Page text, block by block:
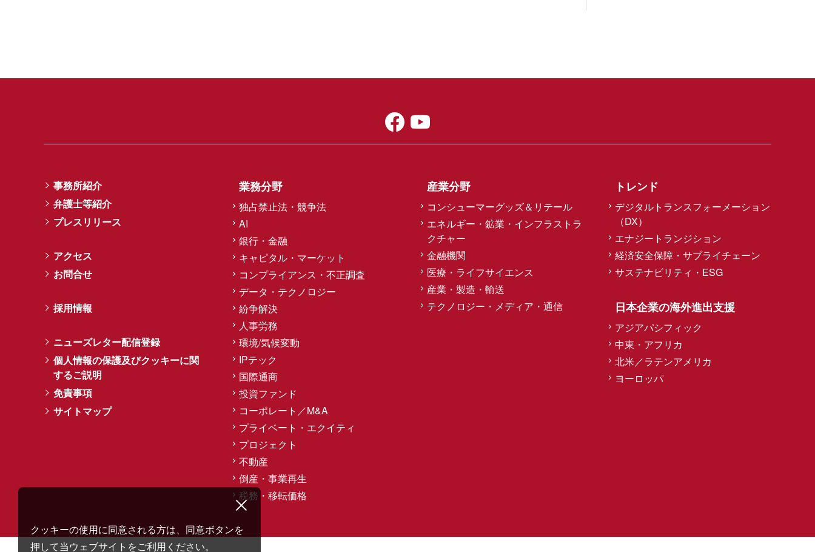
事務所紹介
弁護士等紹介
プレスリリース
アクセス
お問合せ
採用情報
ニューズレター配信登録
個人情報の保護及びクッキーに関
するご説明
免責事項
サイトマップ
業務分野
独占禁止法・競争法
AI
銀行・金融
キャピタル・マーケット
コンプライアンス・不正調査
データ・テクノロジー
紛争解決
人事労務
環境/気候変動
IPテック
国際通商
投資ファンド
コーポレート／M&A
プライベート・エクイティ
プロジェクト
不動産
倒産・事業再生
税務・移転価格
産業分野
コンシューマーグッズ＆リテール
エネルギー・鉱業・インフラストラ
クチャー
金融機関
医療・ライフサイエンス
産業・製造・輸送
テクノロジー・メディア・通信
トレンド
デジタルトランスフォーメーション
（DX）
エナジートランジション
経済安全保障・サプライチェーン
サステナビリティ・ESG
日本企業の海外進出支援
アジアパシフィック
中東・アフリカ
北米／ラテンアメリカ
ヨーロッパ
クッキーの使用に同意される方は、同意ボタンを
押して当ウェブサイトをご利用ください。